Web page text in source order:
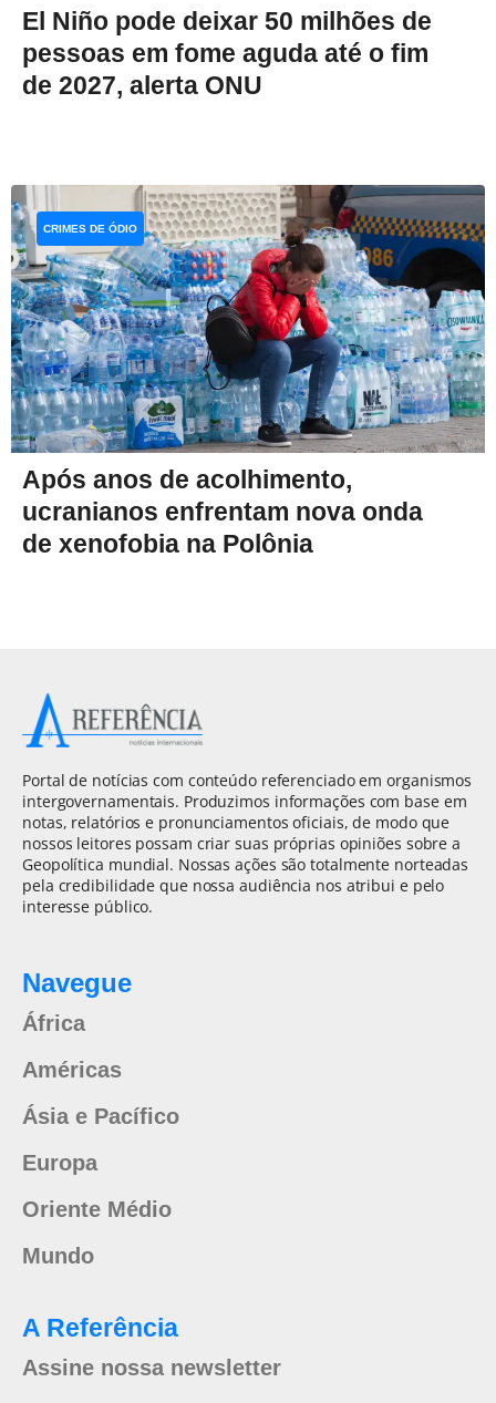
El Niño pode deixar 50 milhões de
pessoas em fome aguda até o fim
de 2027, alerta ONU
Após anos de acolhimento,
ucranianos enfrentam nova onda
de xenofobia na Polônia
CRIMES DE ÓDIO
Portal de notícias com conteúdo referenciado em organismos
intergovernamentais. Produzimos informações com base em
notas, relatórios e pronunciamentos oficiais, de modo que
nossos leitores possam criar suas próprias opiniões sobre a
Geopolítica mundial. Nossas ações são totalmente norteadas
pela credibilidade que nossa audiência nos atribui e pelo
interesse público.
Navegue
África
Américas
Ásia e Pacífico
Europa
Oriente Médio
Mundo
A Referência
Assine nossa newsletter